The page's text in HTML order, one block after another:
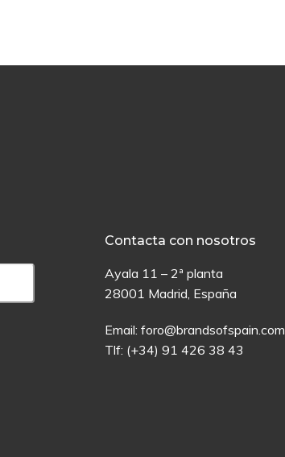
Contacta con nosotros
Ayala 11 – 2ª planta
28001 Madrid, España
Email:foro@brandsofspain.com
Tlf: (+34) 91 426 38 43